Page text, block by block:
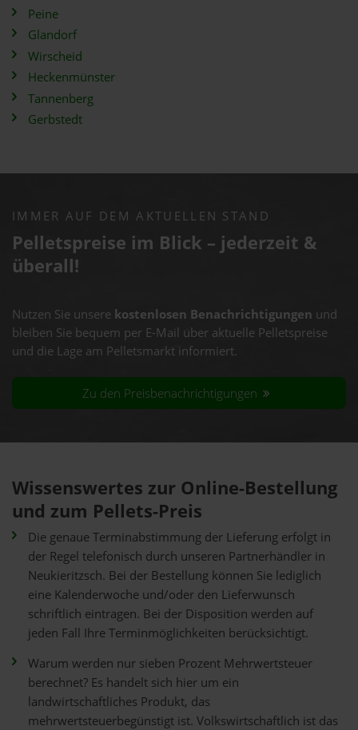
Peine
Glandorf
Wirscheid
Heckenmünster
Tannenberg
Gerbstedt
IMMER AUF DEM AKTUELLEN STAND
Pelletspreise im Blick – jederzeit &
überall!
Nutzen Sie unsere kostenlosen Benachrichtigungen und
bleiben Sie bequem per E-Mail über aktuelle Pelletspreise
und die Lage am Pelletsmarkt informiert.
Zu den Preisbenachrichtigungen
Wissenswertes zur Online-Bestellung
und zum Pellets-Preis
Die genaue Terminabstimmung der Lieferung erfolgt in
der Regel telefonisch durch unseren Partnerhändler in
Neukieritzsch. Bei der Bestellung können Sie lediglich
eine Kalenderwoche und/oder den Lieferwunsch
schriftlich eintragen. Bei der Disposition werden auf
jeden Fall Ihre Terminmöglichkeiten berücksichtigt.
Warum werden nur sieben Prozent Mehrwertsteuer
berechnet? Es handelt sich hier um ein
landwirtschaftliches Produkt, das
mehrwertsteuerbegünstigt ist. Volkswirtschaftlich ist das